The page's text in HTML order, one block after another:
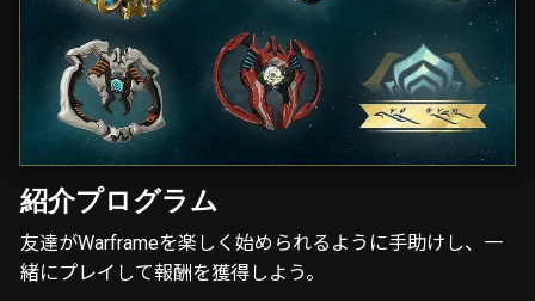
紹介プログラム
友達がWarframeを楽しく始められるように手助けし、一
緒にプレイして報酬を獲得しよう。